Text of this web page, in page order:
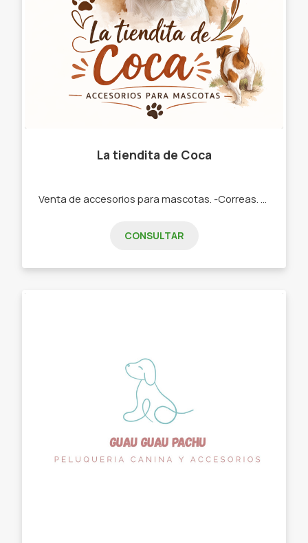
La tiendita de Coca
CONSULTAR